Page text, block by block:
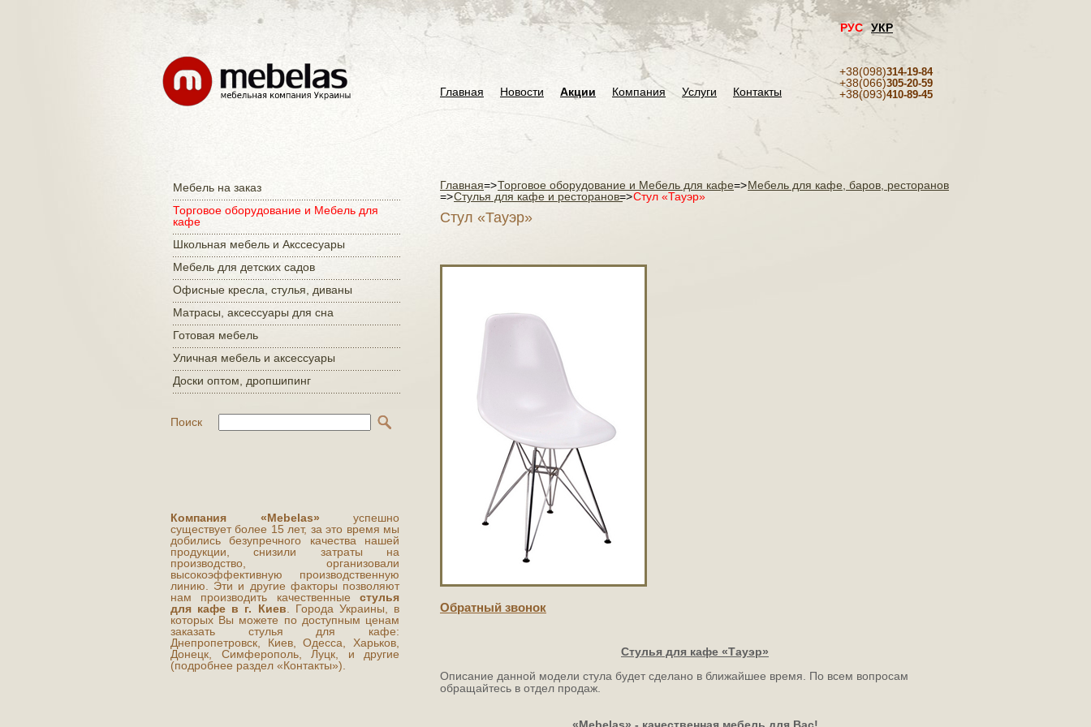
РУС УКР
Главная Новости Акции Компания Услуги Контакты
+38(098)314-19-84
+38(066)305-20-59
+38(093)410-89-45
Мебель на заказ
Торговое оборудование и Мебель для
кафе
Школьная мебель и Акссесуары
Мебель для детских садов
Офисные кресла, стулья, диваны
Матраcы, аксессуары для сна
Готовая мебель
Уличная мебель и аксессуары
Доски оптом, дропшипинг
Поиск
Компания «Mebelas» успешно
существует более 15 лет, за это время мы
добились безупречного качества нашей
продукции, снизили затраты на
производство, организовали
высокоэффективную производственную
линию. Эти и другие факторы позволяют
нам производить качественные стулья
для кафе в г. Киев . Города Украины, в
которых Вы можете по доступным ценам
заказать стулья для кафе:
Днепропетровск, Киев, Одесса, Харьков,
Донецк, Симферополь, Луцк, и другие
(подробнее раздел «Контакты»).
Главная=>Торговое оборудование и Мебель для кафе=>Мебель для кафе, баров, ресторанов
=>Стулья для кафе и ресторанов=>Стул «Тауэр»
Стул «Тауэр»
Обратный звонок
Стулья для кафе «Тауэр»
Описание данной модели стула будет сделано в ближайшее время. По всем вопросам
обращайтесь в отдел продаж.